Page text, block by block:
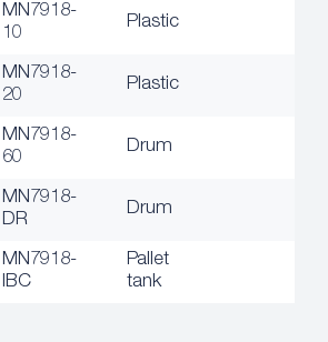
MN7918-
10
Plastic
MN7918-
20
Plastic
MN7918-
60
Drum
MN7918-
DR
Drum
MN7918-
IBC
Pallet
tank